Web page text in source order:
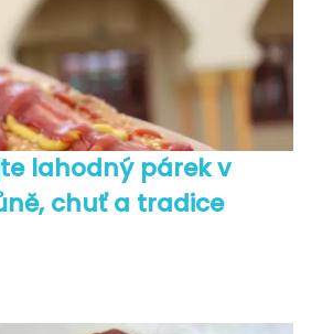
lahodný párek v
chuť a tradice